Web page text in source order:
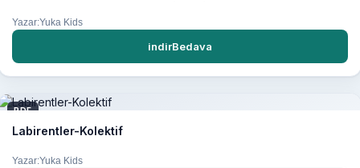
Yazar:Yuka Kids
indirBedava
PDF
Labirentler-Kolektif
Yazar:Yuka Kids